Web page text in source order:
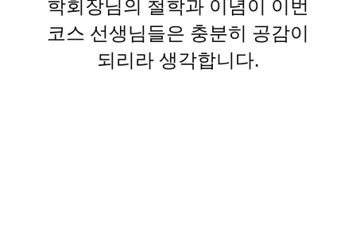
코스 선생님들은 충분히 공감이
되리라 생각합니다.